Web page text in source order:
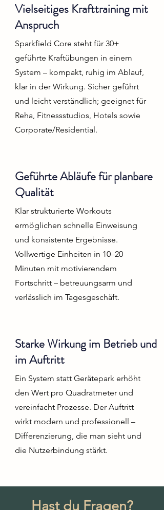
Vielseitiges Krafttraining mit
Anspruch
Sparkfield Core steht für 30+
geführte Kraftübungen in einem
System – kompakt, ruhig im Ablauf,
klar in der Wirkung. Sicher geführt
und leicht verständlich; geeignet für
Reha, Fitnessstudios, Hotels sowie
Corporate/Residential.
Geführte Abläufe für planbare
Qualität
Klar strukturierte Workouts
ermöglichen schnelle Einweisung
und konsistente Ergebnisse.
Vollwertige Einheiten in 10–20
Minuten mit motivierendem
Fortschritt – betreuungsarm und
verlässlich im Tagesgeschäft.
Starke Wirkung im Betrieb und
im Auftritt
Ein System statt Gerätepark erhöht
den Wert pro Quadratmeter und
vereinfacht Prozesse. Der Auftritt
wirkt modern und professionell –
Differenzierung, die man sieht und
die Nutzerbindung stärkt.
Hast du Fragen?